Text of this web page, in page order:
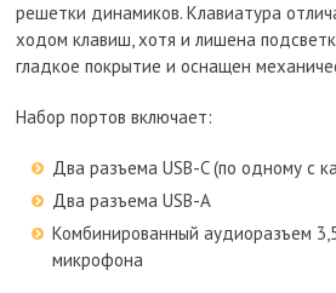
решетки динамиков. Клавиатура
ходом клавиш, хотя и лишена
гладкое покрытие и оснащен
Набор портов включает:
Два разъема USB-C (по одному с
Два разъема USB-A
Комбинированный аудиоразъем
микрофона